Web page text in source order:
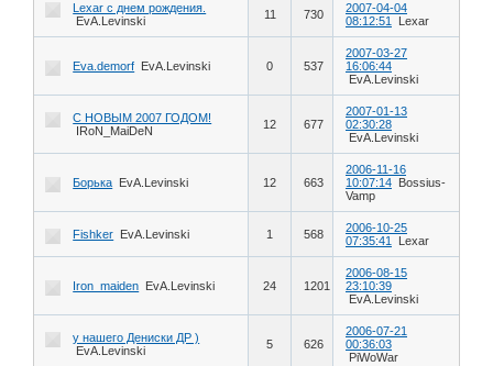
Lexar с днем рождения.
EvA.Levinski
11 730
2007-04-04
08:12:51
Lexar
Eva.demorf EvA.Levinski 0 537
2007-03-27
16:06:44
EvA.Levinski
С НОВЫМ 2007 ГОДОМ!
IRoN_MaiDeN
12 677
2007-01-13
02:30:28
EvA.Levinski
Борька EvA.Levinski 12 663
2006-11-16
10:07:14
Bossius-
Vamp
Fishker EvA.Levinski 1 568
2006-10-25
07:35:41
Lexar
Iron_maiden EvA.Levinski 24 1201
2006-08-15
23:10:39
EvA.Levinski
у нашего Дениски ДР )
EvA.Levinski
5 626
2006-07-21
00:36:03
PiWoWar